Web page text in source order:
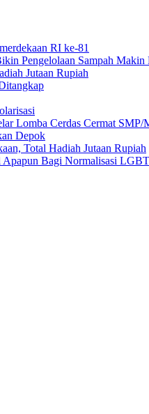
RI ke-81
Pengelolaan Sampah Makin
Jutaan Rupiah
Lomba Cerdas Cermat SMP/
Depok
Total Hadiah Jutaan Rupiah
Apapun Bagi Normalisasi